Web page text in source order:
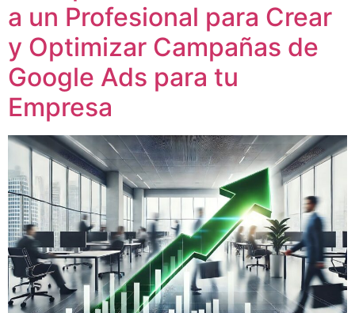
a un Profesional para Crear
y Optimizar Campañas de
Google Ads para tu
Empresa